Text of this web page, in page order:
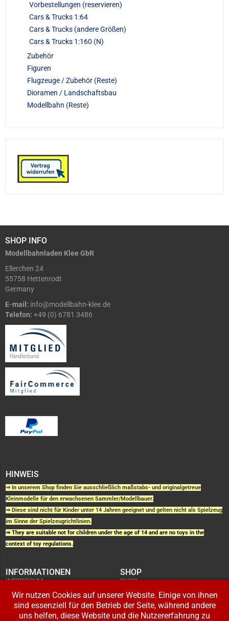
Vorbestellungen (reservieren)
Cars & Trucks 1:64
Cars & Trucks (andere Größen)
Cars & Trucks 1:160 (N)
Zubehör
Figuren
Flugzeuge / Zubehör (Reste)
Dioramen / Landschaftsbau
Modellbahn (Reste)
SHOP INFO
Modellbahnladen Klee GbR
Ellerchen 24
55758 Hettenrodt
Germany
E-mail: info@modellbahn-klee.de
Telefon: +49 (0) 6781 3486
HINWEIS
⇒ In unserem Shop finden Sie ausschließlich maßstabs- und originalgetreue
Kleinmodelle für den erwachsenen Sammler/Modellbauer.
⇒ Diese sind nicht für Kinder unter 14 Jahren geeignet und gelten nicht als Spielzeug
im Sinne der Spielzeugrichtlinien.
⇒ They are suitable not for children under the age of 14 and are no toys in the
context of toy regulations.
INFORMATIONEN
IMPRESSUM
KUNDENINFORMATIONEN
WIDERRUFSRECHT
DATENSCHUTZERKLÄRUNG
ZAHLUNG UND VERSAND
SHOP
SHOP
BESTELLUNGEN
ADRESSE BEARBEITEN
Wir nutzen Cookies auf unserer Website. Einige von ihnen
sind essenziell für den Betrieb der Seite, während andere
uns helfen, diese Website und die Nutzererfahrung zu